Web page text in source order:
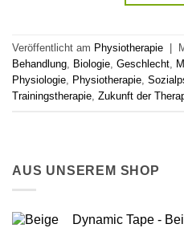
Veröffentlicht am Physiotherapie
Behandlung
Biologie Geschlecht
Physiologie
Physiotherapie
Trainingstherapie Zukunft der
AUS UNSEREM SHOP
Dynamic Tape -